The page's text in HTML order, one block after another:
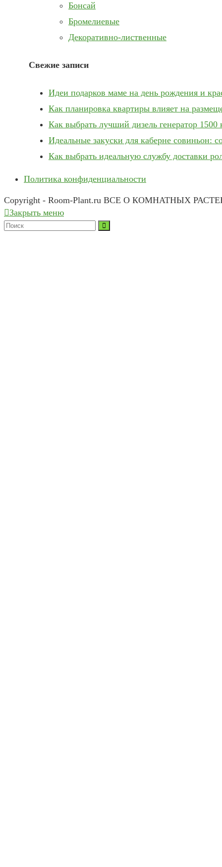
Бонсай
Бромелиевые
Декоративно-лиственные
Свежие записи
Идеи подарков маме на день рождения и
Как планировка квартиры влияет на
Как выбрать лучший дизель генератор 1500
Идеальные закуски для каберне совиньон:
Как выбрать идеальную службу доставки
Политика конфиденциальности
Copyright - Room-Plant.ru ВСЕ О КОМНАТНЫХ
Закрыть меню